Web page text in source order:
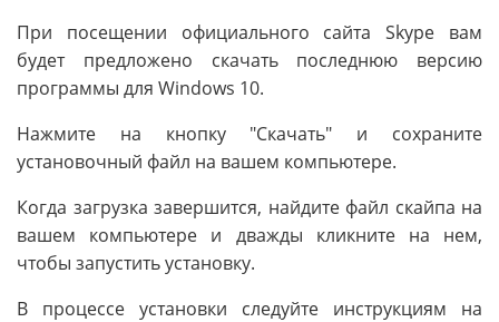
При посещении официального сайта Skype вам
будет предложено скачать последнюю версию
программы для Windows 10.
Нажмите на кнопку "Скачать" и сохраните
установочный файл на вашем компьютере.
Когда загрузка завершится, найдите файл скайпа на
вашем компьютере и дважды кликните на нем,
чтобы запустить установку.
В процессе установки следуйте инструкциям на